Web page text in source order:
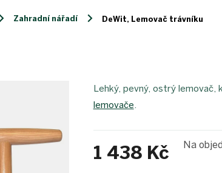
Zahradní nářadí DeWit, Lemovač trávníku
1 438 Kč Na
Lehký, pevný, ostrý lemovač,
lemovače.